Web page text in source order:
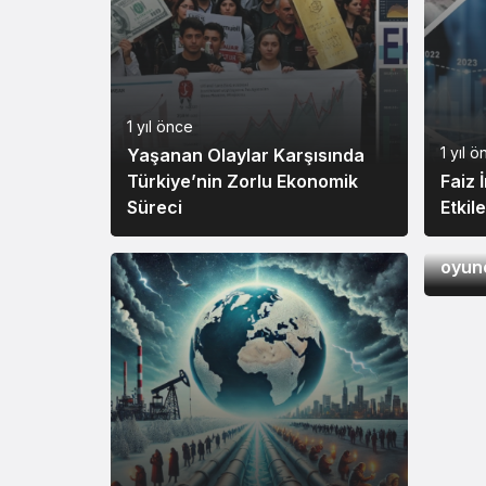
1 yıl önce
Yaşanan Olaylar Karşısında
Türkiye’nin Zorlu Ekonomik
Süreci
1 yıl
Faiz
SPOR